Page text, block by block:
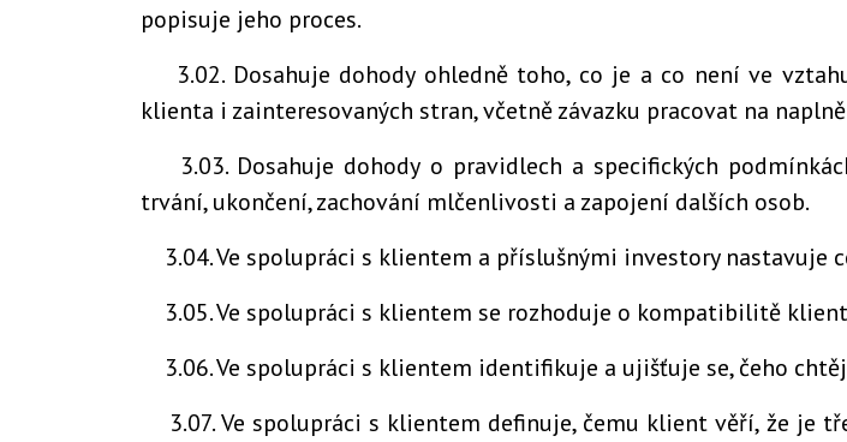
popisuje jeho proces.
3.02. Dosahuje dohody ohledně toho, co je a co není ve
klienta i zainteresovaných stran, včetně závazku pracovat na
3.03. Dosahuje dohody o pravidlech a specifických
trvání, ukončení, zachování mlčenlivosti a zapojení dalších osob.
3.04. Ve spolupráci s klientem a příslušnými investory nastavuje
3.05. Ve spolupráci s klientem se rozhoduje o kompatibilitě
3.06. Ve spolupráci s klientem identifikuje a ujišťuje se, čeho
3.07. Ve spolupráci s klientem definuje, čemu klient věří, že je